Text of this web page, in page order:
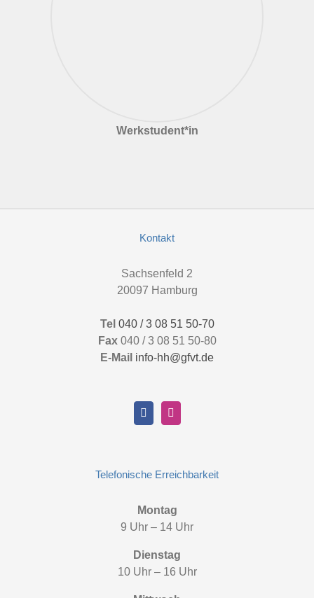
Werkstudent*in
Kontakt
Sachsenfeld 2
20097 Hamburg
Tel 040 / 3 08 51 50-70
Fax040 / 3 08 51 50-80
E-Mail info-hh@gfvt.de
Telefonische Erreichbarkeit
Montag
9 Uhr – 14 Uhr
Dienstag
10 Uhr – 16 Uhr